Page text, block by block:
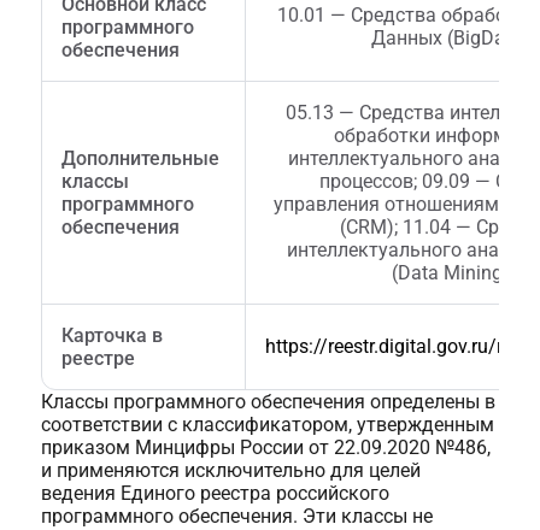
программного
обеспечения
10.01 — Средства
Данных (BigData)
Дополнительные
классы
программного
обеспечения
05.13 — Средства
обработки
интеллектуального
процессов; 09.09 —
управления отношениями с
(CRM); 11.04 —
интеллектуального
(Data Mining)
Карточка в
реестре
https://reestr.digital.gov.ru/
Классы программного обеспечения определены в
соответствии с классификатором, утвержденным
приказом Минцифры России от 22.09.2020 №486,
и применяются исключительно для целей
ведения Единого реестра российского
программного обеспечения. Эти классы не